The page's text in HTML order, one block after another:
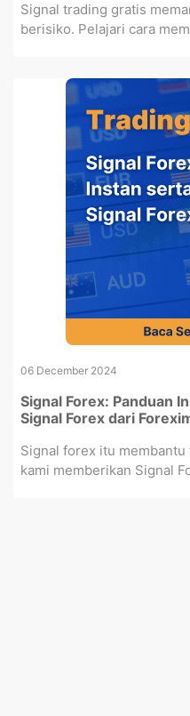
Signal trading gratis
berisiko. Pelajari cara
06 December 2024
Signal Forex: Panduan
Signal Forex dari
Signal forex itu membantu
kami memberikan Signal